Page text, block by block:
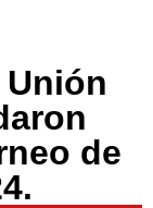
Unión
de